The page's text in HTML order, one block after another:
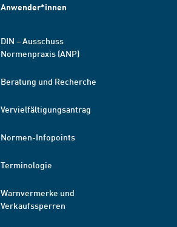
Anwender*innen
DIN – Ausschuss
Normenpraxis (ANP)
Beratung und Recherche
Vervielfältigungsantrag
Normen-Infopoints
Terminologie
Warnvermerke und
Verkaufssperren